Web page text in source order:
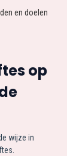
en doelen
op
wijze in